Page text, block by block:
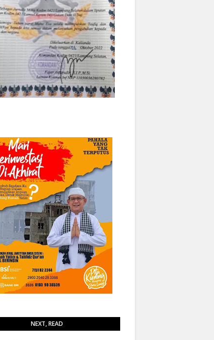
NEXT, READ